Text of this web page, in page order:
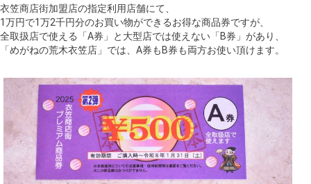
衣笠商店街加盟店の指定利用店舗にて、
1万円で1万2千円分のお買い物ができるお得な商品券ですが、
全取扱店で使える「A券」と大型店では使えない「B券」があり、
「めがねの荒木衣笠店」では、A券もB券も両方お使い頂けます。